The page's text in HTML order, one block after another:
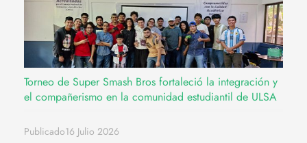
Torneo de Super Smash Bros fortaleció la integración y
el compañerismo en la comunidad estudiantil de ULSA
Publicado16 Julio 2026